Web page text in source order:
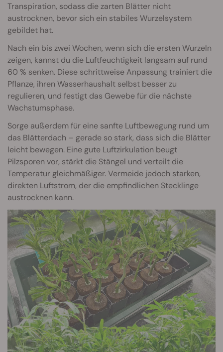
Transpiration, sodass die zarten Blätter nicht
austrocknen, bevor sich ein stabiles Wurzelsystem
gebildet hat.
Nach ein bis zwei Wochen, wenn sich die ersten Wurzeln
zeigen, kannst du die Luftfeuchtigkeit langsam auf rund
60 % senken. Diese schrittweise Anpassung trainiert die
Pflanze, ihren Wasserhaushalt selbst besser zu
regulieren, und festigt das Gewebe für die nächste
Wachstumsphase.
Sorge außerdem für eine sanfte Luftbewegung rund um
das Blätterdach – gerade so stark, dass sich die Blätter
leicht bewegen. Eine gute Luftzirkulation beugt
Pilzsporen vor, stärkt die Stängel und verteilt die
Temperatur gleichmäßiger. Vermeide jedoch starken,
direkten Luftstrom, der die empfindlichen Stecklinge
austrocknen kann.